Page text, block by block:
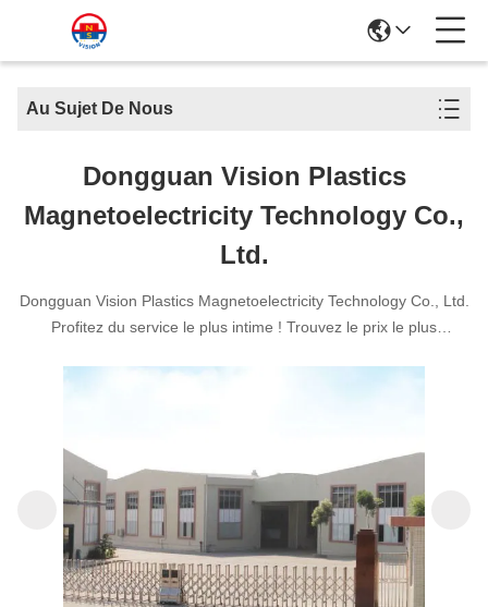
Au Sujet De Nous
Dongguan Vision Plastics
Magnetoelectricity Technology Co.,
Ltd.
Dongguan Vision Plastics Magnetoelectricity Technology Co., Ltd.
Profitez du service le plus intime ! Trouvez le prix le plus
la plus rapide !